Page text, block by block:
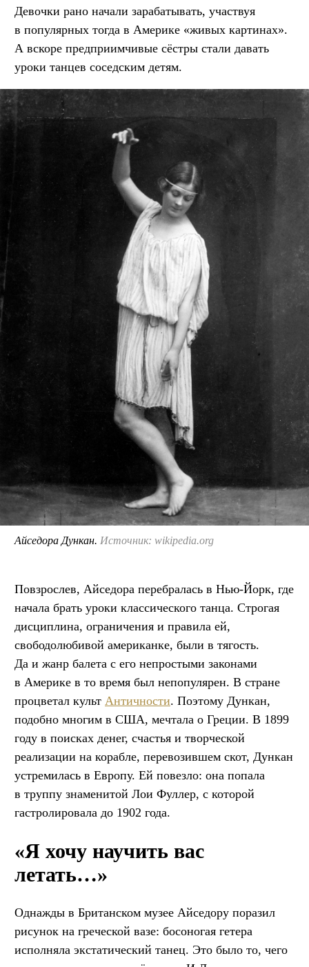
Девочки рано начали зарабатывать, участвуя
в популярных тогда в Америке «живых картинах».
А вскоре предприимчивые сёстры стали давать
уроки танцев соседским детям.
Айседора Дункан. Источник: wikipedia.org
Повзрослев, Айседора перебралась в Нью-Йорк, где
начала брать уроки классического танца. Строгая
дисциплина, ограничения и правила ей,
свободолюбивой американке, были в тягость.
Да и жанр балета с его непростыми законами
в Америке в то время был непопулярен. В стране
процветал культ Античности. Поэтому Дункан,
подобно многим в США, мечтала о Греции. В 1899
году в поисках денег, счастья и творческой
реализации на корабле, перевозившем скот, Дункан
устремилась в Европу. Ей повезло: она попала
в труппу знаменитой Лои Фуллер, с которой
гастролировала до 1902 года.
«Я хочу научить вас
летать…»
Однажды в Британском музее Айседору поразил
рисунок на греческой вазе: босоногая гетера
исполняла экстатический танец. Это было то, чего